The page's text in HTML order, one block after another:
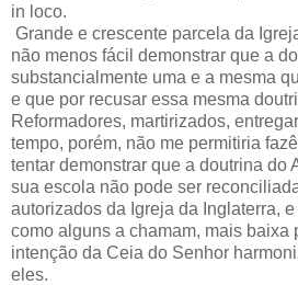
in loco.
Grande e crescente parcela da
não menos fácil demonstrar que a
substancialmente uma e a mesma
e que por recusar essa mesma
Reformadores, martirizados,
tempo, porém, não me permitiria
tentar demonstrar que a doutrina do
sua escola não pode ser
autorizados da Igreja da Inglaterra,
como alguns a chamam, mais baixa
intenção da Ceia do Senhor
eles.